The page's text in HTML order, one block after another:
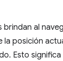
al
posición
Esto